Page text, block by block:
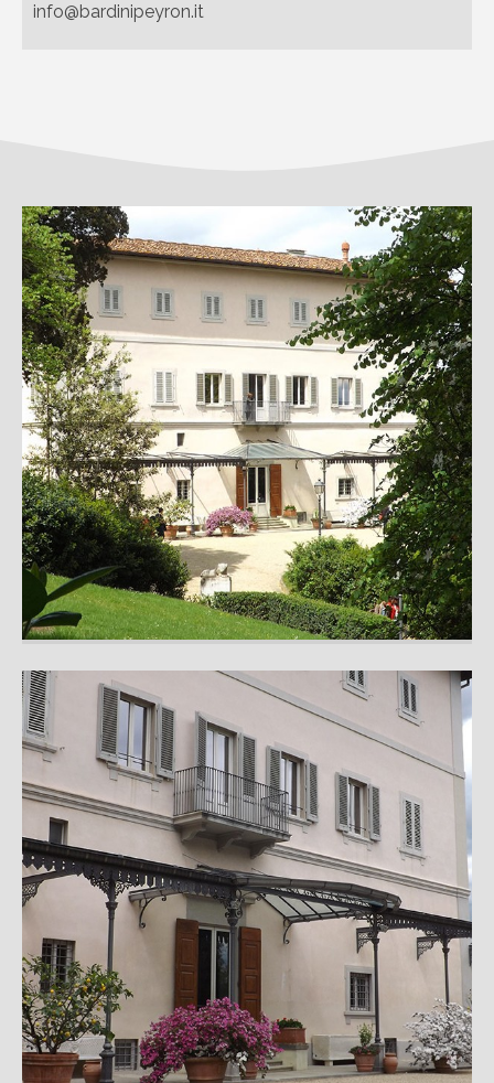
info@bardinipeyron.it